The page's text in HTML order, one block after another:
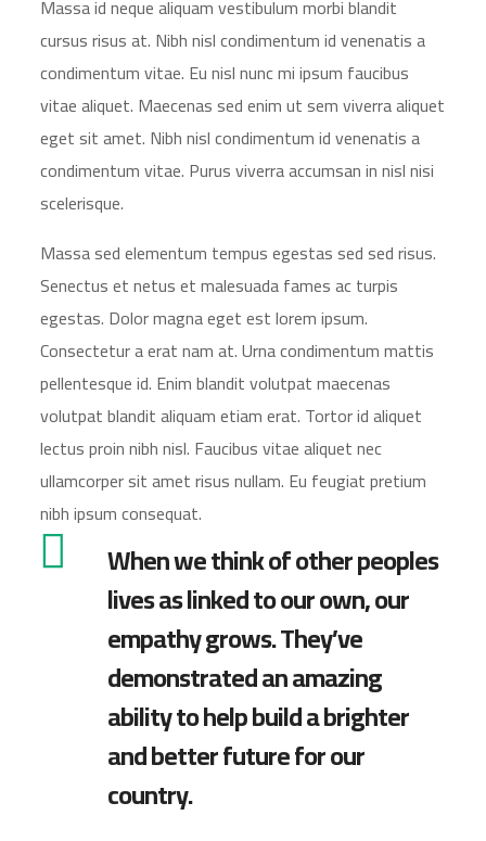
Massa id neque aliquam vestibulum morbi blandit
cursus risus at. Nibh nisl condimentum id venenatis a
condimentum vitae. Eu nisl nunc mi ipsum faucibus
vitae aliquet. Maecenas sed enim ut sem viverra aliquet
eget sit amet. Nibh nisl condimentum id venenatis a
condimentum vitae. Purus viverra accumsan in nisl nisi
scelerisque.
Massa sed elementum tempus egestas sed sed risus.
Senectus et netus et malesuada fames ac turpis
egestas. Dolor magna eget est lorem ipsum.
Consectetur a erat nam at. Urna condimentum mattis
pellentesque id. Enim blandit volutpat maecenas
volutpat blandit aliquam etiam erat. Tortor id aliquet
lectus proin nibh nisl. Faucibus vitae aliquet nec
ullamcorper sit amet risus nullam. Eu feugiat pretium
nibh ipsum consequat.
When we think of other peoples
lives as linked to our own, our
empathy grows. They’ve
demonstrated an amazing
ability to help build a brighter
and better future for our
country.